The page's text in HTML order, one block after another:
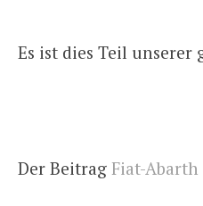
Es ist dies Teil unserer
Der Beitrag Fiat-